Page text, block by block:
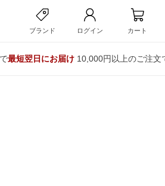
ブランド ログイン カート
最短翌日にお届け10,000円以上のご注文